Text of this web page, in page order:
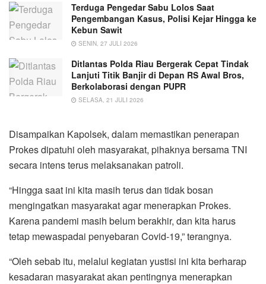
Terduga Pengedar Sabu Lolos Saat
Pengembangan Kasus, Polisi Kejar Hingga ke
Kebun Sawit
SENIN, 27 JULI 2026
Ditlantas Polda Riau Bergerak Cepat Tindak
Lanjuti Titik Banjir di Depan RS Awal Bros,
Berkolaborasi dengan PUPR
SELASA, 21 JULI 2026
Disampaikan Kapolsek, dalam memastikan penerapan
Prokes dipatuhi oleh masyarakat, pihaknya bersama TNI
secara intens terus melaksanakan patroli.
“Hingga saat ini kita masih terus dan tidak bosan
mengingatkan masyarakat agar menerapkan Prokes.
Karena pandemi masih belum berakhir, dan kita harus
tetap mewaspadai penyebaran Covid-19,” terangnya.
“Oleh sebab itu, melalui kegiatan yustisi ini kita berharap
kesadaran masyarakat akan pentingnya menerapkan